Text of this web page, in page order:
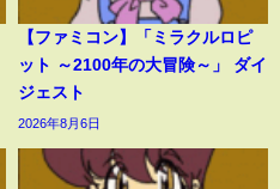
【ファミコン】「ミラクルロピ
ット ～2100年の大冒険～」 ダイ
ジェスト
2026年8月6日